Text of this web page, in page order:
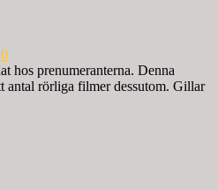
0
hos prenumeranterna. Denna
antal rörliga filmer dessutom. Gillar